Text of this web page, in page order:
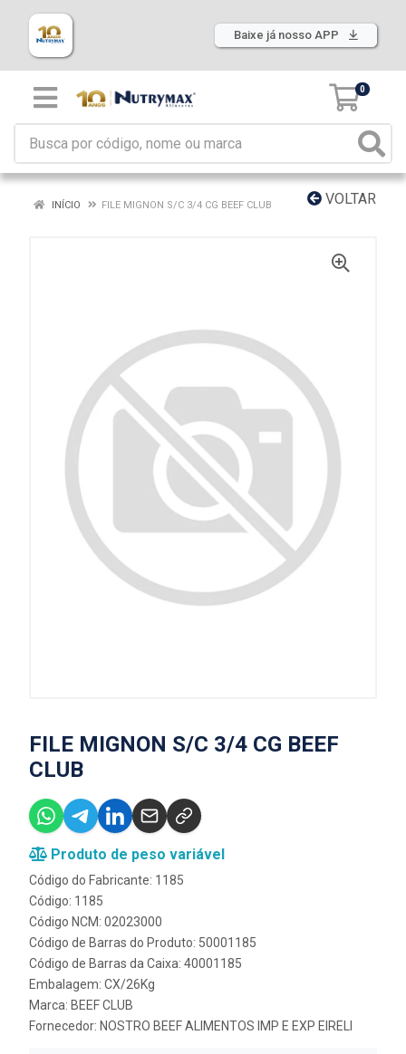
Baixe já nosso APP
0
VOLTAR
INÍCIO FILE MIGNON S/C 3/4 CG BEEF CLUB
FILE MIGNON S/C 3/4 CG BEEF
CLUB
Produto de peso variável
Código do Fabricante: 1185
Código: 1185
Código NCM: 02023000
Código de Barras do Produto: 50001185
Código de Barras da Caixa: 40001185
Embalagem: CX/26Kg
Marca: BEEF CLUB
Fornecedor: NOSTRO BEEF ALIMENTOS IMP E EXP EIRELI